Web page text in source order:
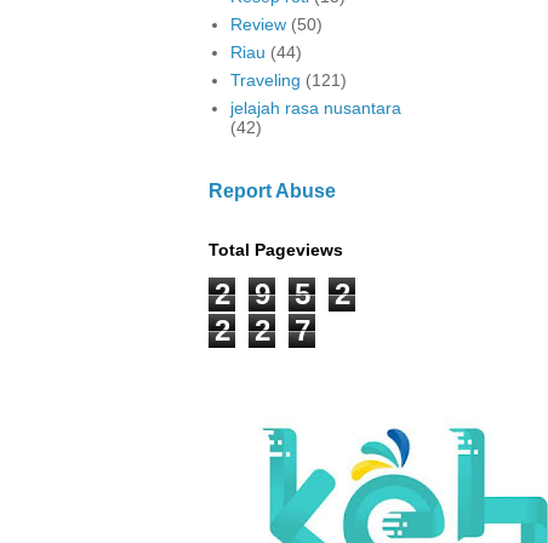
Review (50)
Riau (44)
Traveling (121)
jelajah rasa nusantara
(42)
Report Abuse
Total Pageviews
2 9 5
2
2
2 7